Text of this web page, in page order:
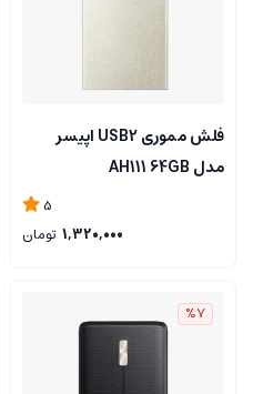
فلش مموری USB2 اپیسر
مدل AH111 64GB
5
1,320,000 تومان
%7